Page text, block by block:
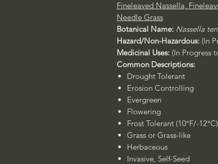
Fineleaved Nassella,
Needle Grass
Botanical Name: Nassella
Hazard/Non-Hazardous: (In
Medicinal Uses: (In Progress
Common Descriptions:
Drought Tolerant
Erosion Controlling
Evergreen
Flowering
Frost Tolerant (10°F/-12°C)
Grass or Grass-like
Herbaceous
Invasive, Self-Seed